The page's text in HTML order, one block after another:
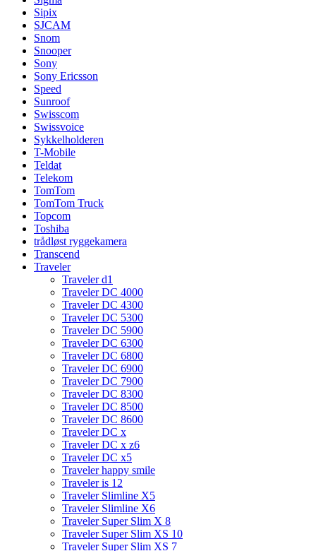
Sipix
SJCAM
Snom
Snooper
Sony
Sony Ericsson
Speed
Sunroof
Swisscom
Swissvoice
Sykkelholderen
T-Mobile
Teldat
Telekom
TomTom
TomTom Truck
Topcom
Toshiba
trådløst ryggekamera
Transcend
Traveler
Traveler d1
Traveler DC 4000
Traveler DC 4300
Traveler DC 5300
Traveler DC 5900
Traveler DC 6300
Traveler DC 6800
Traveler DC 6900
Traveler DC 7900
Traveler DC 8300
Traveler DC 8500
Traveler DC 8600
Traveler DC x
Traveler DC x z6
Traveler DC x5
Traveler happy smile
Traveler is 12
Traveler Slimline X5
Traveler Slimline X6
Traveler Super Slim X 8
Traveler Super Slim XS 10
Traveler Super Slim XS 7